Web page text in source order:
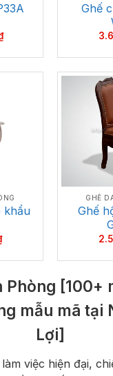
Ghế
khẩu
GHẾ
Ghế
Phòng [100+
mẫu mã tại
Lợi]
việc hiện đại,